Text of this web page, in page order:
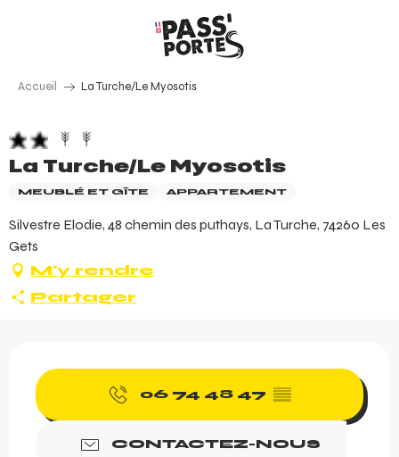
Accueil La Turche/Le Myosotis
La Turche/Le Myosotis
MEUBLÉ ET GÎTE APPARTEMENT
Silvestre Elodie, 48 chemin des puthays, La Turche, 74260 Les
Gets
M'y rendre
Partager
06 74 48 47 ▒▒
CONTACTEZ-NOUS